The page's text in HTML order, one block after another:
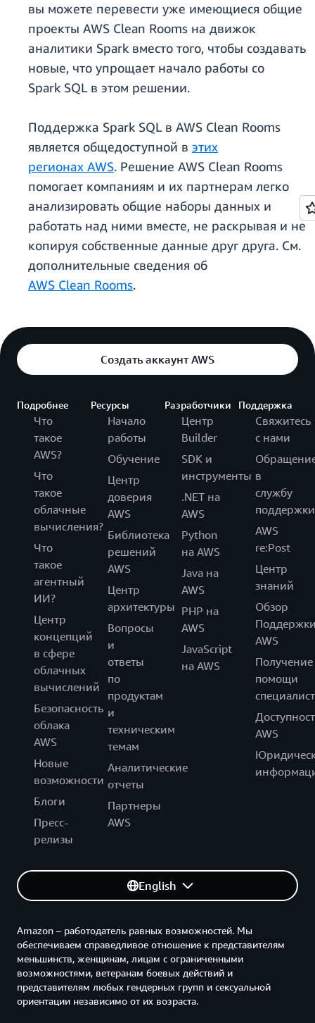
вы можете перевести уже имеющиеся общие
проекты AWS Clean Rooms на движок
аналитики Spark вместо того, чтобы создавать
новые, что упрощает начало работы со
Spark SQL в этом решении.
Поддержка Spark SQL в AWS Clean Rooms
является общедоступной в этих
регионах AWS. Решение AWS Clean Rooms
помогает компаниям и их партнерам легко
анализировать общие наборы данных и
работать над ними вместе, не раскрывая и не
копируя собственные данные друг друга. См.
дополнительные сведения об
AWS Clean Rooms.
Создать аккаунт AWS
Подробнее
Что
такое
AWS?
Что
такое
облачные
вычисления?
Что
такое
агентный
ИИ?
Центр
концепций
в сфере
облачных
вычислений
Безопасность
облака
AWS
Новые
возможности
Блоги
Пресс-
релизы
Ресурсы
Начало
работы
Обучение
Центр
доверия
AWS
Библиотека
решений
AWS
Центр
архитектуры
Вопросы
и
ответы
по
продуктам
и
техническим
темам
Аналитические
отчеты
Партнеры
AWS
Разработчики
Центр
Builder
SDK и
инструменты
.NET на
AWS
Python
на AWS
Java на
AWS
PHP на
AWS
JavaScript
на AWS
Поддержка
Свяжитесь
с нами
в
службу
поддержки
AWS
re:Post
Центр
знаний
Обзор
AWS
Получение
помощи
AWS
English
Amazon – работодатель равных возможностей. Мы
обеспечиваем справедливое отношение к представителям
меньшинств, женщинам, лицам с ограниченными
возможностями, ветеранам боевых действий и
представителям любых гендерных групп и сексуальной
ориентации независимо от их возраста.